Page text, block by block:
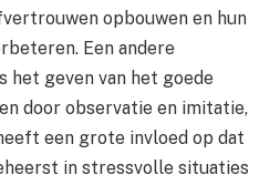
opbouwen en hun
Een andere
het geven van het goede
door observatie en imitatie,
een grote invloed op dat
in stressvolle situaties